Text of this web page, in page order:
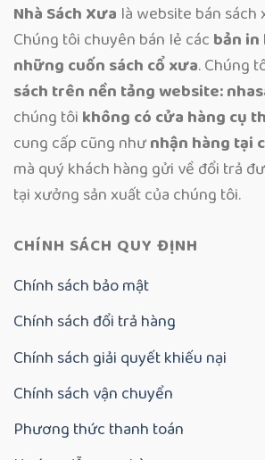
Nhà Sách Xưa là website bán
Chúng tôi chuyên bán lẻ các bản in
những cuốn sách cổ xưa. Chúng
sách trên nền tảng website:
chúng tôi không có cửa hàng cụ
cung cấp cũng nhưnhận hàng tại
mà quý khách hàng gửi về đổi trả
tại xưởng sản xuất của chúng tôi.
CHÍNH SÁCH QUY ĐỊNH
Chính sách bảo mật
Chính sách đổi trả hàng
Chính sách giải quyết khiếu nại
Chính sách vận chuyển
Phương thức thanh toán